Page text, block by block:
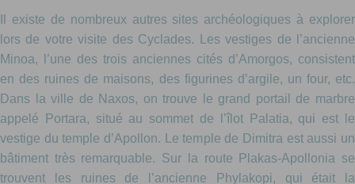
Il existe de nombreux autres sites archéologiques à explorer
lors de votre visite des Cyclades. Les vestiges de l’ancienne
Minoa, l’une des trois anciennes cités d’Amorgos, consistent
en des ruines de maisons, des figurines d’argile, un four, etc.
Dans la ville de Naxos, on trouve le grand portail de marbre
appelé Portara, situé au sommet de l’îlot Palatia, qui est le
vestige du temple d’Apollon. Le temple de Dimitra est aussi un
bâtiment très remarquable. Sur la route Plakas-Apollonia se
trouvent les ruines de l’ancienne Phylakopi, qui était la